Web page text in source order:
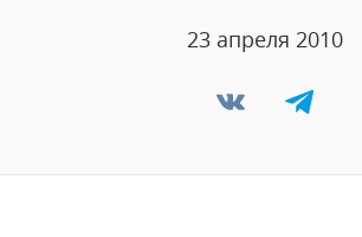
23 апреля 2010